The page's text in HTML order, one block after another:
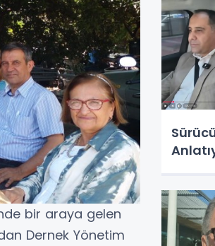
bir araya gelen
Dernek Yönetim